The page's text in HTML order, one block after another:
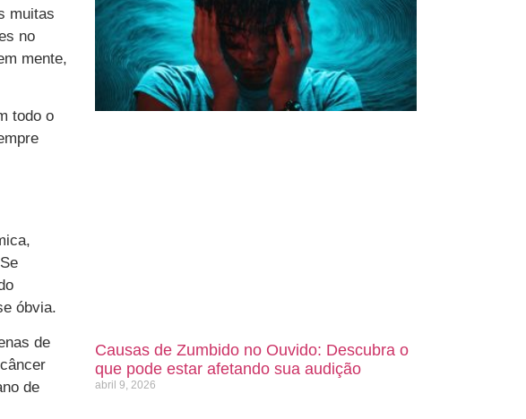
muitas
no
mente,
todo o
óbvia.
de
de
Causas de Zumbido no Ouvido: Descubra o
que pode estar afetando sua audição
abril 9, 2026